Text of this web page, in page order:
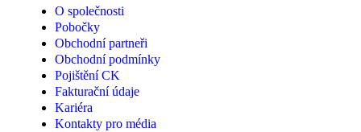
O společnosti
Pobočky
Obchodní partneři
Obchodní podmínky
Pojištění CK
Fakturační údaje
Kariéra
Kontakty pro média